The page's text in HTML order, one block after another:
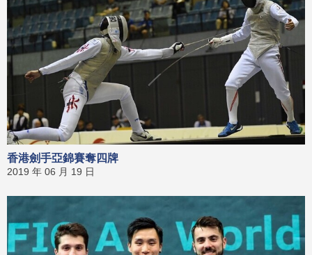
香港劍手亞錦賽奪四牌
2019 年 06 月 19 日